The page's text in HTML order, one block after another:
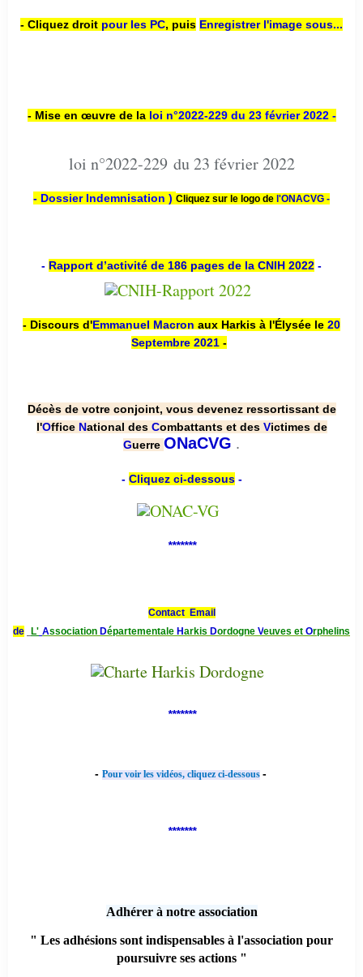
- Cliquez droit pour les PC, puis Enregistrer l'image sous...
- Mise en œuvre de la loi n°2022-229 du 23 février 2022 -
loi n°2022-229 du 23 février 2022
- Dossier Indemnisation ) Cliquez sur le logo de l'ONACVG -
- Rapport d’activité de 186 pages de la CNIH 2022 -
- Discours d'Emmanuel Macron aux Harkis à l'Élysée le 20
Septembre 2021 -
Décès de votre conjoint, vous devenez ressortissant de
l'Office National des Combattants et des Victimes de
Guerre ONaCVG .
- Cliquez ci-dessous-
*******
Contact Email
de
L' Association Départementale Harkis Dordogne Veuves et Orphelins
*******
- Pour voir les vidéos, cliquez ci-dessous -
*******
Adhérer à notre association
" Les adhésions sont indispensables à l'association pour
poursuivre ses actions "